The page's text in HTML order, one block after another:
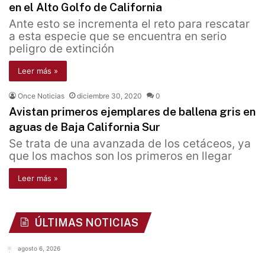
en el Alto Golfo de California
Ante esto se incrementa el reto para rescatar
a esta especie que se encuentra en serio
peligro de extinción
Leer más »
Once Noticias diciembre 30, 2020 0
Avistan primeros ejemplares de ballena gris en
aguas de Baja California Sur
Se trata de una avanzada de los cetáceos, ya
que los machos son los primeros en llegar
Leer más »
ÚLTIMAS NOTICIAS
agosto 6, 2026